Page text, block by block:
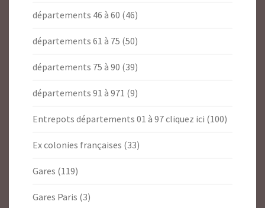
départements 46 à 60 (46)
départements 61 à 75 (50)
départements 75 à 90 (39)
départements 91 à 971 (9)
Entrepots départements 01 à 97 cliquez ici (100)
Ex colonies françaises (33)
Gares (119)
Gares Paris (3)